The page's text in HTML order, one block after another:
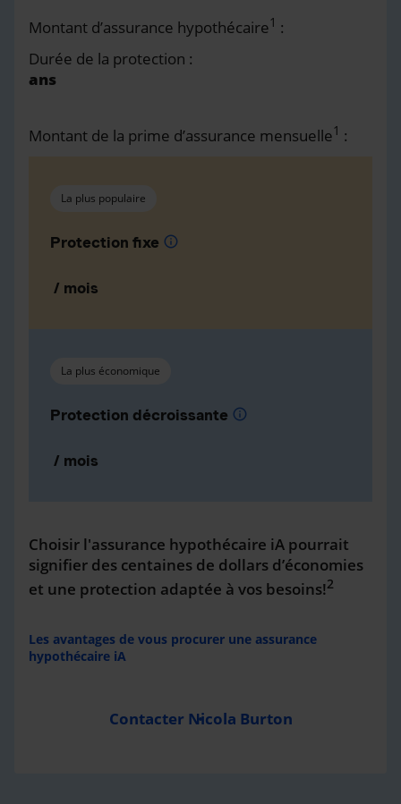
Montant d’assurance hypothécaire1 :
Durée de la protection :
ans
Montant de la prime d’assurance mensuelle1 :
La plus populaire
Protection fixe info
/ mois
La plus économique
Protection décroissante info
/ mois
Choisir l'assurance hypothécaire iA pourrait
signifier des centaines de dollars d’économies
et une protection adaptée à vos besoins!2
Les avantages de vous procurer une assurance
hypothécaire iA
Contacter Nicola Burton